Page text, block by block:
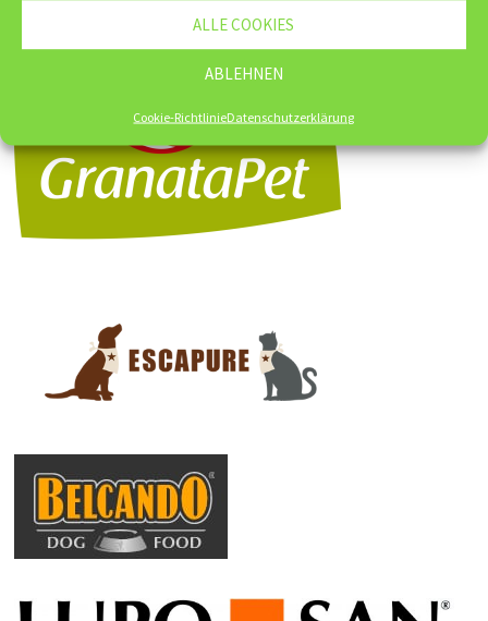
ALLE COOKIES
ABLEHNEN
Cookie-RichtlinieDatenschutzerklärung